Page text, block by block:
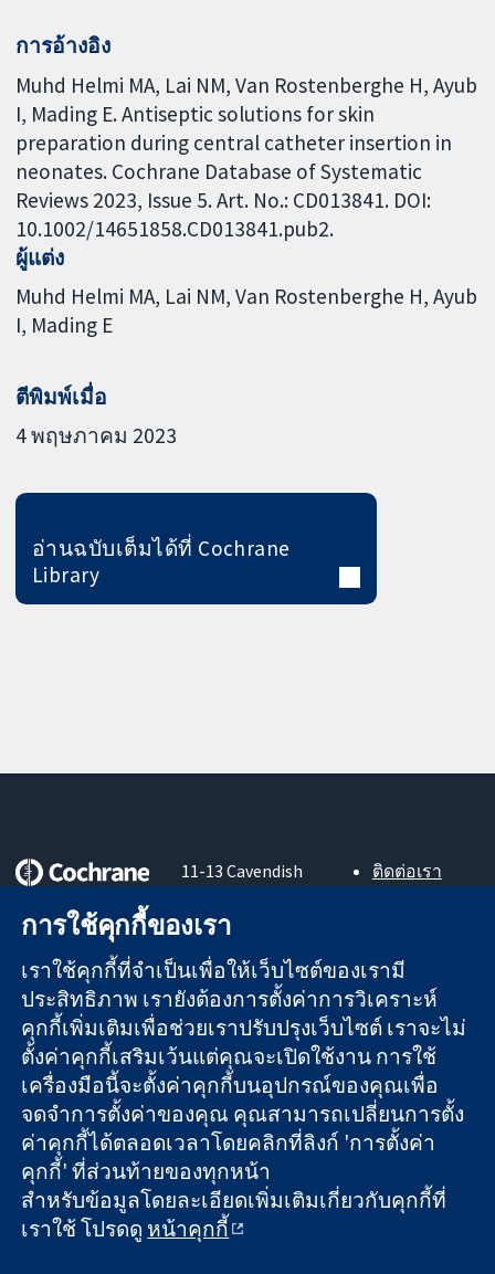
การอ้างอิง
Muhd Helmi MA, Lai NM, Van Rostenberghe H, Ayub
I, Mading E. Antiseptic solutions for skin
preparation during central catheter insertion in
neonates. Cochrane Database of Systematic
Reviews 2023, Issue 5. Art. No.: CD013841. DOI:
10.1002/14651858.CD013841.pub2.
ผู้แต่ง
Muhd Helmi MA Lai NM Van Rostenberghe H Ayub
I Mading E
ตีพิมพ์เมื่อ
4 พฤษภาคม 2023
อ่านฉบับเต็มได้ที่ Cochrane
Library
หลักฐานที่เชื่อถือ
ได้
สู่การตัดสินใจ
อย่างมีข้อมูล
เพื่อสุขภาพที่ดีขึ้น
11-13 Cavendish
London
United Kingdom
ติดต่อเรา
About us
ตำแหน่งงาน
Cochrane
Library
The Cochrane Collaboration เป็นองค์กรการกุศล (เลขที่ 1045921)
และบริษัทจำกัดโดยการค้ำประกัน (เลขที่ 03044323) ที่จดทะเบียน
ในอังกฤษและเวลส์ หมายเลขจดทะเบียนภาษีมูลค่าเพิ่ม GB 718
2127 49
สงวนลิขสิทธิ์ © 2026 The Cochrane Collaboration
การใช้คุกกี้ของเรา
เราใช้คุกกี้ที่จำเป็นเพื่อให้เว็บไซต์ของเรามี
ประสิทธิภาพ เรายังต้องการตั้งค่าการวิเคราะห์
คุกกี้เพิ่มเติมเพื่อช่วยเราปรับปรุงเว็บไซต์ เราจะไม่
ตั้งค่าคุกกี้เสริมเว้นแต่คุณจะเปิดใช้งาน การใช้
เครื่องมือนี้จะตั้งค่าคุกกี้บนอุปกรณ์ของคุณเพื่อ
จดจำการตั้งค่าของคุณ คุณสามารถเปลี่ยนการตั้ง
ค่าคุกกี้ได้ตลอดเวลาโดยคลิกที่ลิงก์ 'การตั้งค่า
คุกกี้' ที่ส่วนท้ายของทุกหน้า
สำหรับข้อมูลโดยละเอียดเพิ่มเติมเกี่ยวกับคุกกี้ที่
เราใช้ โปรดดู หน้าคุกกี้